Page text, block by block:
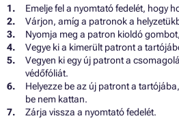
Emelje fel a nyomtató fedelét, hogy
Várjon, amíg a patronok a
Nyomja meg a patron kioldó
Vegye ki a kimerült patront a
Vegyen ki egy új patront a
védőfóliát.
Helyezze be az új patront a
be nem kattan.
Zárja vissza a nyomtató fedelét.